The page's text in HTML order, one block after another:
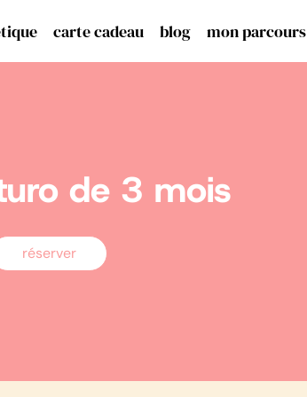
carte cadeau blog mon parcours
de 3 mois
réserver